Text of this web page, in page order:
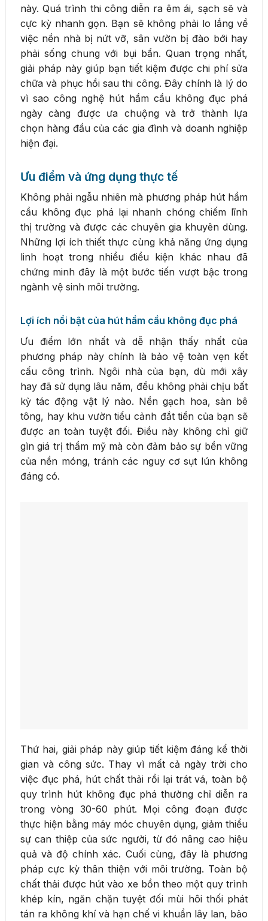
này. Quá trình thi công diễn ra êm ái, sạch sẽ và
cực kỳ nhanh gọn. Bạn sẽ không phải lo lắng về
việc nền nhà bị nứt vỡ, sân vườn bị đào bới hay
phải sống chung với bụi bẩn. Quan trọng nhất,
giải pháp này giúp bạn tiết kiệm được chi phí sửa
chữa và phục hồi sau thi công. Đây chính là lý do
vì sao công nghệ hút hầm cầu không đục phá
ngày càng được ưa chuộng và trở thành lựa
chọn hàng đầu của các gia đình và doanh nghiệp
hiện đại.
Ưu điểm và ứng dụng thực tế
Không phải ngẫu nhiên mà phương pháp hút hầm
cầu không đục phá lại nhanh chóng chiếm lĩnh
thị trường và được các chuyên gia khuyên dùng.
Những lợi ích thiết thực cùng khả năng ứng dụng
linh hoạt trong nhiều điều kiện khác nhau đã
chứng minh đây là một bước tiến vượt bậc trong
ngành vệ sinh môi trường.
Lợi ích nổi bật của hút hầm cầu không đục phá
Ưu điểm lớn nhất và dễ nhận thấy nhất của
phương pháp này chính là bảo vệ toàn vẹn kết
cấu công trình. Ngôi nhà của bạn, dù mới xây
hay đã sử dụng lâu năm, đều không phải chịu bất
kỳ tác động vật lý nào. Nền gạch hoa, sàn bê
tông, hay khu vườn tiểu cảnh đắt tiền của bạn sẽ
được an toàn tuyệt đối. Điều này không chỉ giữ
gìn giá trị thẩm mỹ mà còn đảm bảo sự bền vững
của nền móng, tránh các nguy cơ sụt lún không
đáng có.
Thứ hai, giải pháp này giúp tiết kiệm đáng kể thời
gian và công sức. Thay vì mất cả ngày trời cho
việc đục phá, hút chất thải rồi lại trát vá, toàn bộ
quy trình hút không đục phá thường chỉ diễn ra
trong vòng 30-60 phút. Mọi công đoạn được
thực hiện bằng máy móc chuyên dụng, giảm thiểu
sự can thiệp của sức người, từ đó nâng cao hiệu
quả và độ chính xác. Cuối cùng, đây là phương
pháp cực kỳ thân thiện với môi trường. Toàn bộ
chất thải được hút vào xe bồn theo một quy trình
khép kín, ngăn chặn tuyệt đối mùi hôi thối phát
tán ra không khí và hạn chế vi khuẩn lây lan, bảo